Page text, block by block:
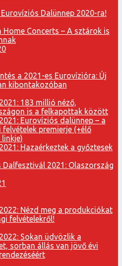
Dalünnep 2020-ra!
Home Concerts – A sztárok is
a 2021-es Eurovízióra: Új
kibontakozóban
183 millió néző,
is a felkapottak között
Eurovíziós dalünnep – a
felvételek premierje (+élő
Hazaérkeztek a győztesek
Dalfesztivál 2021: Olaszország
Nézd meg a produkciókat
felvételekről!
Sokan üdvözlik a
sorban állás van jövő évi